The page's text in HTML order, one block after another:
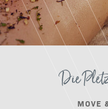
Die
MOVE